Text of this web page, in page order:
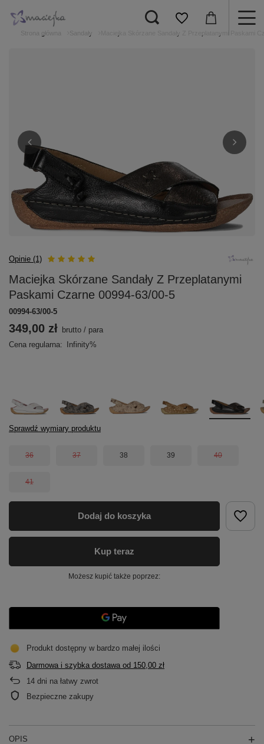
Strona główna Sandały
Opinie (1)
Maciejka Skórzane Sandały Z Przeplatanymi
Paskami Czarne 00994-63/00-5
00994-63/00-5
349,00 zł brutto / para
Cena regularna:
Infinity%
Sprawdź wymiary produktu
36 37 38 39 40
41
Dodaj do koszyka
Kup teraz
Możesz kupić także poprzez:
Produkt dostępny w bardzo małej ilości
Darmowa i szybka dostawa od 150,00 zł
14 dni na łatwy zwrot
Bezpieczne zakupy
OPIS